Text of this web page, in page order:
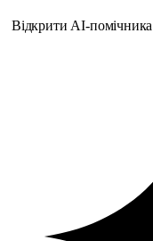
Відкрити AI-помічника